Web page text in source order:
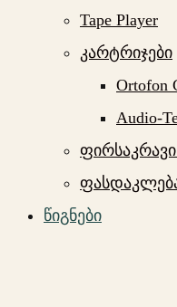
Tape Player
კარტრიჯები
Ortofon
Audio-
წიგნები